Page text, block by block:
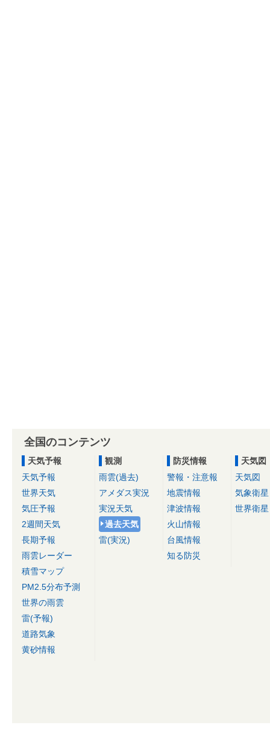
全国のコンテンツ
天気予報
天気予報
世界天気
気圧予報
2週間天気
長期予報
雨雲レーダー
積雪マップ
PM2.5分布予測
世界の雨雲
雷(予報)
道路気象
黄砂情報
観測
雨雲(過去)
アメダス実況
実況天気
過去天気
雷(実況)
防災情報
警報・注意報
地震情報
津波情報
火山情報
台風情報
知る防災
天気図
天気図
気象衛星
世界衛星